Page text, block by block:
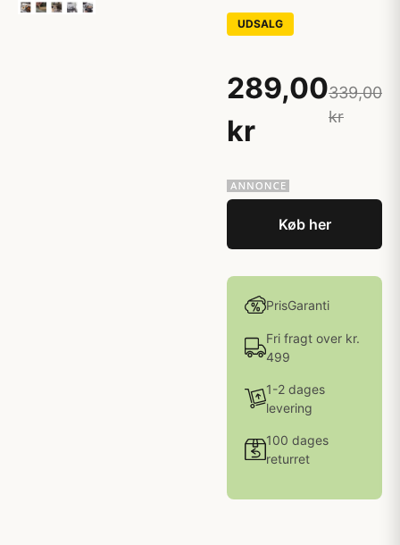
UDSALG
289,00
kr
339,00
kr
Køb her
PrisGaranti
Fri fragt over kr.
499
1-2 dages
levering
100 dages
returret